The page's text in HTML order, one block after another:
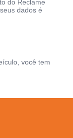
do Reclame
dados é
você tem